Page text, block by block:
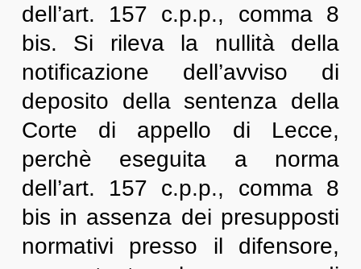
dell’art. 157 c.p.p., comma 8
bis. Si rileva la nullità della
notificazione dell’avviso di
deposito della sentenza della
Corte di appello di Lecce,
perchè eseguita a norma
dell’art. 157 c.p.p., comma 8
bis in assenza dei presupposti
normativi presso il difensore,